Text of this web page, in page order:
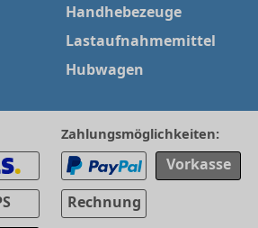
Handhebezeuge
Lastaufnahmemittel
Hubwagen
Zahlungsmöglichkeiten:
Vorkasse
Rechnung